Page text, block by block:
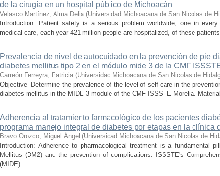
de la cirugía en un hospital público de Michoacán
Velasco Martínez, Alma Delia (Universidad Michoacana de San Nicolas de
Introduction. Patient safety is a serious problem worldwide, one in
medical care, each year 421 million people are hospitalized, of these
Prevalencia de nivel de autocuidado en la prevención de pie
diabetes mellitus tipo 2 en el módulo mide 3 de la CMF
Carreón Ferreyra, Patricia (Universidad Michoacana de San Nicolas de
Objective: Determine the prevalence of the level of self-care in the
diabetes mellitus in the MIDE 3 module of the CMF ISSSTE Morelia.
Adherencia al tratamiento farmacológico de los pacientes
programa manejo integral de diabetes por etapas en la clínica
Bravo Orozco, Miguel Ángel (Universidad Michoacana de San Nicolas de
Introduction: Adherence to pharmacological treatment is a fundamental
Mellitus (DM2) and the prevention of complications. ISSSTE's
(MIDE) ...